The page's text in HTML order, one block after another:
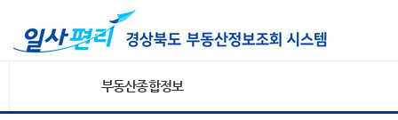
부동산종합정보